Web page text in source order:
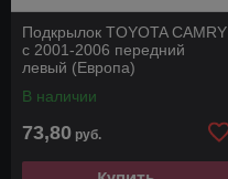
Подкрылок TOYOTA CAMRY
с 2001-2006 передний
левый (Европа)
В наличии
73,80 руб.